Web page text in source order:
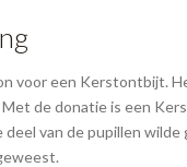
voor een Kerstontbijt.
Met de donatie is een
van de pupillen